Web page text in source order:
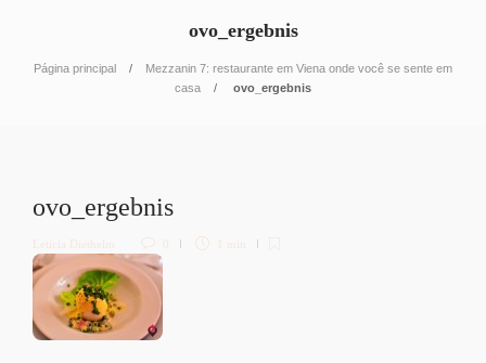
ovo_ergebnis
Página principal
Mezzanin 7: restaurante em Viena onde você se sente em
casa
ovo_ergebnis
ovo_ergebnis
Letícia Diethelm 0 1 min